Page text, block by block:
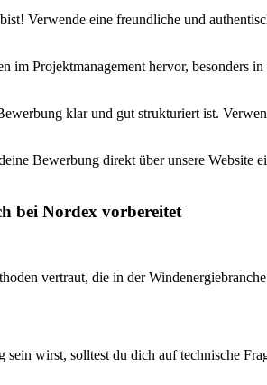
Verwende eine freundliche und
im Projektmanagement hervor, besonders
klar und gut strukturiert ist.
Bewerbung direkt über unsere Website
bei Nordex vorbereitet
vertraut, die in der
wirst, solltest du dich auf technische